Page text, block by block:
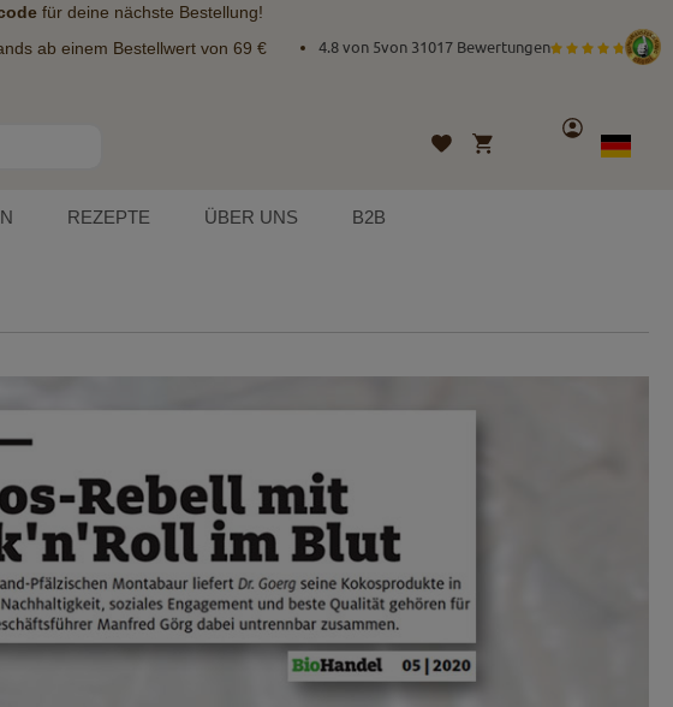
für deine nächste Bestellung!
ab einem Bestellwert von 69 € 4.8 von 5von 31017 Bewertungen
Wunschliste
Mein Warenkorb
Konto
Sprache
German
REZEPTE ÜBER UNS B2B